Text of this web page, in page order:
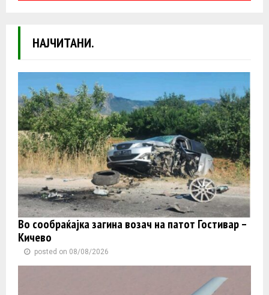
НАЈЧИТАНИ.
Во сообраќајка загина возач на патот Гостивар –
Кичево
posted on 08/08/2026